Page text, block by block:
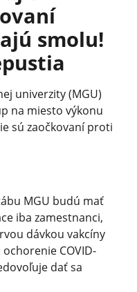
smolu!
univerzity (MGU)
na miesto výkonu
sú zaočkovaní proti
MGU budú mať
iba zamestnanci,
dávkou vakcíny
COVID-
dať sa